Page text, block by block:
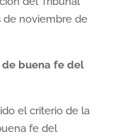
de noviembre de
de buena fe del
el criterio de la
fe del